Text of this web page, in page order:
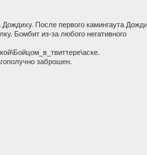
После первого камингаута
Бомбит из-за любого негативного
заброшен.